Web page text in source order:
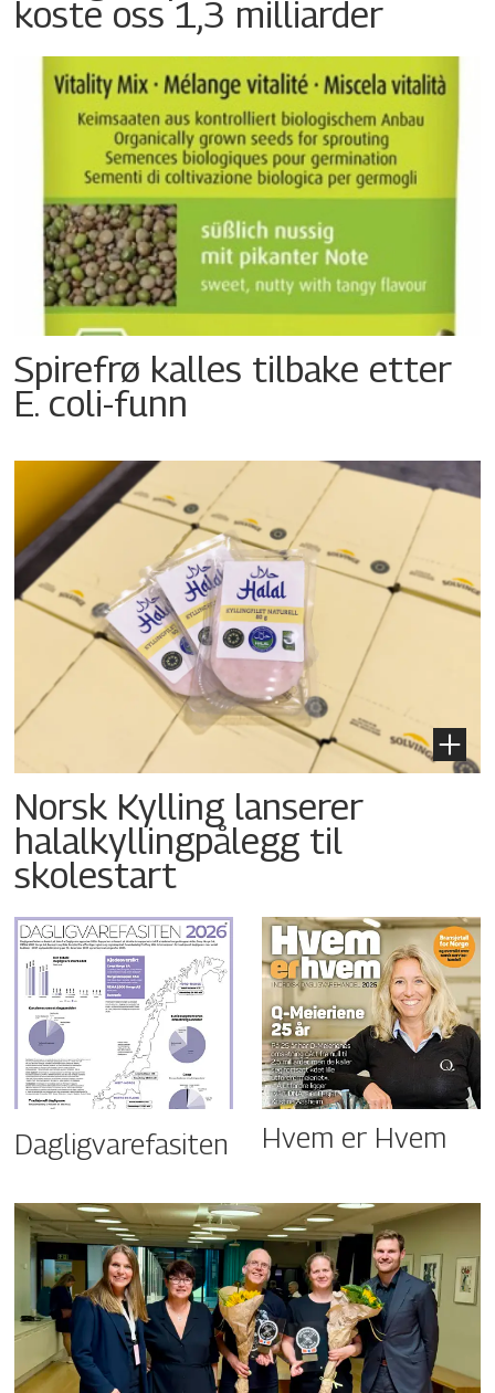
koste oss 1,3 milliarder
Spirefrø kalles tilbake etter
E. coli-funn
Norsk Kylling lanserer
halalkyllingpålegg til
skolestart
Dagligvarefasiten Hvem er Hvem